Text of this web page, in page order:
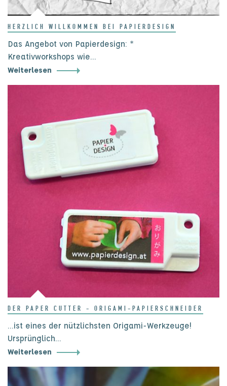
HERZLICH WILLKOMMEN BEI PAPIERDESIGN
Das Angebot von Papierdesign: *
Kreativworkshops wie…
Weiterlesen
DER PAPER CUTTER - ORIGAMI-PAPIERSCHNEIDER
...ist eines der nützlichsten Origami-Werkzeuge!
Ursprünglich…
Weiterlesen